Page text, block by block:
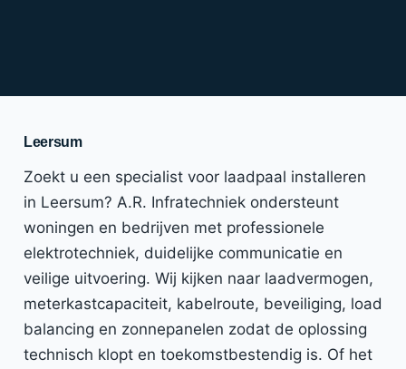
Leersum
Zoekt u een specialist voor laadpaal installeren
in Leersum? A.R. Infratechniek ondersteunt
woningen en bedrijven met professionele
elektrotechniek, duidelijke communicatie en
veilige uitvoering. Wij kijken naar laadvermogen,
meterkastcapaciteit, kabelroute, beveiliging, load
balancing en zonnepanelen zodat de oplossing
technisch klopt en toekomstbestendig is. Of het